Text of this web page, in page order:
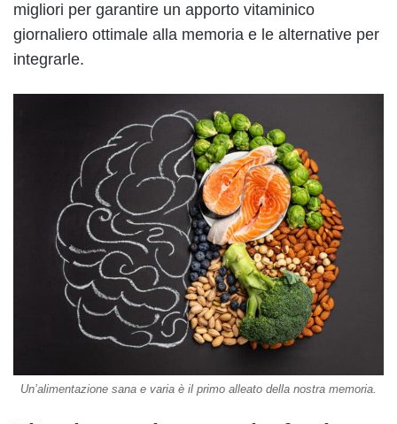
migliori per garantire un apporto vitaminico
giornaliero ottimale alla memoria e le alternative per
integrarle.
Un’alimentazione sana e varia è il primo alleato della nostra memoria.